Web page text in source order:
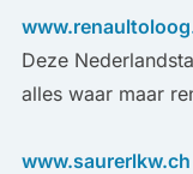
Deze
alles waar maar
www.saurerlkw.ch